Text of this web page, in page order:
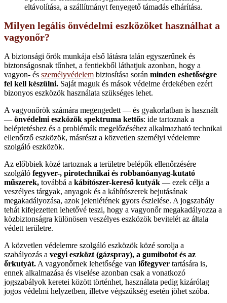
eltávolítása, a szállítmányt fenyegető támadás elhárítása.
Milyen legális önvédelmi eszközöket használhat a
vagyonőr?
A biztonsági őrök munkája első látásra talán egyszerűnek és
biztonságosnak tűnhet, a fentiekből láthatjuk azonban, hogy a
vagyon- és személyvédelem biztosítása során minden eshetőségre
fel kell készülni. Saját maguk és mások védelme érdekében ezért
bizonyos eszközök használata szükséges lehet.
A vagyonőrök számára megengedett — és gyakorlatban is használt
— önvédelmi eszközök spektruma kettős: ide tartoznak a
beléptetéshez és a problémák megelőzéséhez alkalmazható technikai
ellenőrző eszközök, másrészt a közvetlen személyi védelemre
szolgáló eszközök.
Az előbbiek közé tartoznak a területre belépők ellenőrzésére
szolgáló fegyver-, pirotechnikai és robbanóanyag-kutató
műszerek, továbbá a kábítószer-kereső kutyák — ezek célja a
veszélyes tárgyak, anyagok és a kábítószerek bejutásának
megakadályozása, azok jelenlétének gyors észlelése. A jogszabály
tehát kifejezetten lehetővé teszi, hogy a vagyonőr megakadályozza a
közbiztonságra különösen veszélyes eszközök bevitelét az általa
védett területre.
A közvetlen védelemre szolgáló eszközök közé sorolja a
szabályozás a vegyi eszközt (gázspray), a gumibotot és az
őrkutyát. A vagyonőrnek lehetősége van lőfegyver tartására is,
ennek alkalmazása és viselése azonban csak a vonatkozó
jogszabályok keretei között történhet, használata pedig kizárólag
jogos védelmi helyzetben, illetve végszükség esetén jöhet szóba.